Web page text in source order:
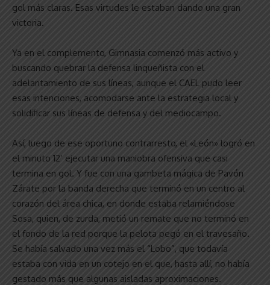
gol más claras. Esas virtudes le estaban dando una gran
victoria.
Ya en el complemento, Gimnasia comenzó más activo y
buscando quebrar la defensa linqueñista con el
adelantamiento de sus líneas, aunque el CAEL pudo leer
esas intenciones, acomodarse ante la estrategia local y
solidificar sus líneas de defensa y del mediocampo.
Así, luego de ese oportuno contrarresto, el «León» logró en
el minuto 12’ ejecutar una maniobra ofensiva que casi
termina en gol. Y fue con una gambeta mágica de Pavón
Zárate por la banda derecha que terminó en un centro al
corazón del área chica, en donde estaba relamiéndose
Sosa, quien, de zurda, metió un remate que no terminó en
el fondo de la red porque la pelota pegó en el travesaño.
Se había salvado una vez más el “Lobo”, que todavía
estaba con vida en un cotejo en el que, hasta allí, no había
gestado más que algunas aisladas aproximaciones.